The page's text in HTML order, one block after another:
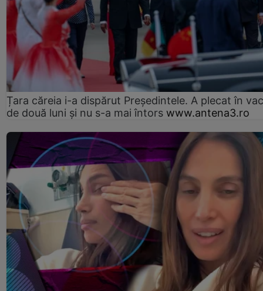
Țara căreia i-a dispărut Președintele. A plecat în
de două luni și nu s-a mai întors www.antena3.ro